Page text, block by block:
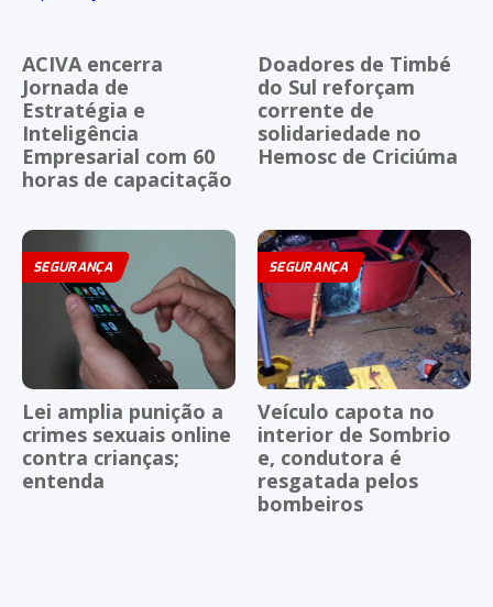
ACIVA encerra
Jornada de
Estratégia e
Inteligência
Empresarial com 60
horas de capacitação
Doadores de Timbé
do Sul reforçam
corrente de
solidariedade no
Hemosc de Criciúma
SEGURANÇA
Lei amplia punição a
crimes sexuais online
contra crianças;
entenda
SEGURANÇA
Veículo capota no
interior de Sombrio
e, condutora é
resgatada pelos
bombeiros